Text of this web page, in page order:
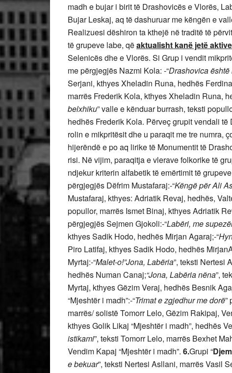
madh e bujar i birit të Drashovicës e Vlorës,
Bujar Leskaj, aq të dashuruar me këngën e
Realizuesi dëshiron ta kthejë në traditë të
të grupeve labe, qëaktualisht kanë jetë
Selenicës dhe e Vlorës. Si Grup i vendit
me përgjegjës Nazmi Kola: -“Drashovica është
Serjani, kthyes Xheladin Runa, hedhës
marrës Frederik Kola, kthyes Xheladin Runa,
belxhiku” valle e kënduar burrash, teksti
hedhës Frederik Kola. Përveç grupit vendali
rolin e mikpritësit dhe u paraqit me tre numra,
hijerëndë e po aq lirike të Monumentit të
risi. Në vijim, paraqitja e vlerave folkorike të
ndjekur kriterin alfabetik të emërtimit të
përgjegjës Dëfrim Mustafaraj:-“Këngë për Ali
Mustafaraj, kthyes: Adriatik Revaj, hedhës,
popullor, marrës Ismet Binaj, kthyes Adriatik
përgjegjës Sejmen Gjokoli:-“Labëri, me
kthyes Sadik Hodo, hedhës Mirjan Agaraj;-“
Piro Latifaj, kthyes Sadik Hodo, hedhës
Myrtaj:-“Malet-o!”Jona, Labëria”, teksti Nertesi
hedhës Numan Canaj;“Jona, Labëria nëna”,
Myrtaj, kthyes Gëzim Veraj, hedhës Besnik
“Mjeshtër i madh”:-“Trimat e zgjedhur me dorë”
marrës/ solistë Tomorr Lelo, Gëzim Rakipaj,
kthyes Golik Likaj “Mjeshtër i madh”, hedhës
istikami”, teksti Tomorr Lelo, marrës Bexhet
Vendim Kapaj “Mjeshtër i madh”. 6.Grupi “
e bekuar”, teksti Nertesi Asllani, marrës Vasil